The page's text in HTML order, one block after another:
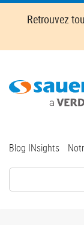
Skip
content
Retrouvez
Top
Blog INsights